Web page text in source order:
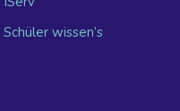
Schüler wissen’s